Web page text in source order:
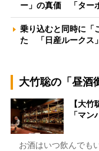
ー」の真価 「ター
乗り込むと同時に「
た 「日産ルークス
大竹聡の「昼酒
【大
「マ
お酒はいつ飲んでも